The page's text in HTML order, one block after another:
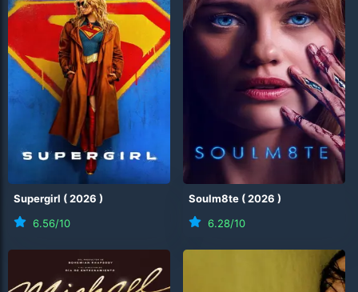
Supergirl (2026 )
6.56/10
Soulm8te (2026 )
6.28/10